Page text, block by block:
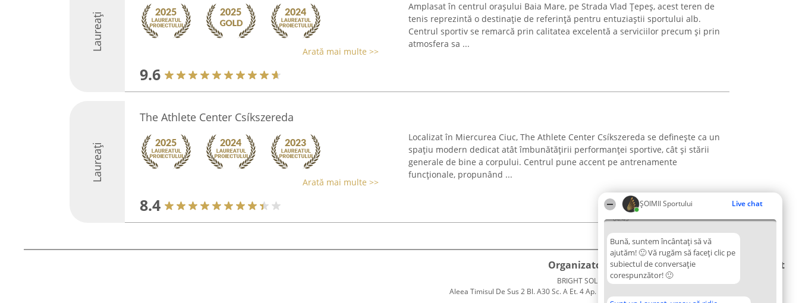
ȘOIMII Sportului Live chat
04:43
Bună, suntem încântați să vă
ajutăm! 🙂 Vă rugăm să faceți clic pe
subiectul de conversație
corespunzător! 🙂
Laureați Arată mai multe >>
9.6
Amplasat în centrul orașului Baia Mare, pe Strada Vlad Țepeș, acest teren de
tenis reprezintă o destinație de referință pentru entuziaștii sportului alb.
Centrul sportiv se remarcă prin calitatea excelentă a serviciilor precum și prin
atmosfera sa ...
Laureați
The Athlete Center Csíkszereda
Arată mai multe >>
8.4
Localizat în Miercurea Ciuc, The Athlete Center Csíkszereda se definește ca un
spațiu modern dedicat atât îmbunătățirii performanței sportive, cât și stării
generale de bine a corpului. Centrul pune accent pe antrenamente
funcționale, propunând ...
Organizator Ranking
BRIGHT SOLUTIONS BR SRL
Aleea Timisul De Sus 2 Bl. A30 Sc. A Et. 4 Ap. 13 Cod 061952
Plebiscyt Contact